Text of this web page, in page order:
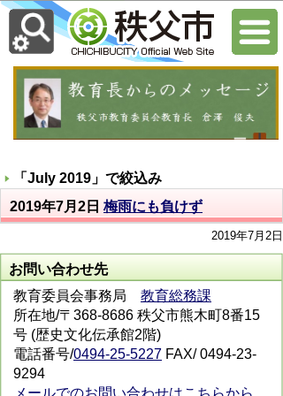
「 July 2019 」で絞込み
2019年7月2日梅雨にも負けず
2019年7月2日
お問い合わせ先
教育委員会事務局 教育総務課
所在地/〒368-8686 秩父市熊木町8番15
号 (歴史文化伝承館2階)
電話番号/0494-25-5227 FAX/ 0494-23-
9294